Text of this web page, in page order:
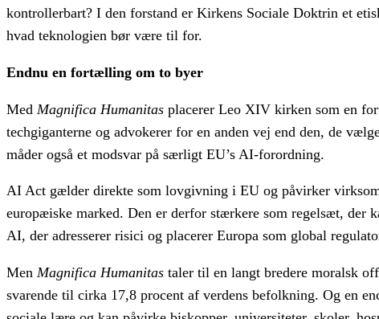
kontrollerbart? I den forstand er Kirkens Sociale Doktrin et
hvad teknologien bør være til for.
Endnu en fortælling om to byer
Med Magnifica Humanitas placerer Leo XIV kirken som en
techgiganterne og advokerer for en anden vej end den, de
måder også et modsvar på særligt EU’s AI-forordning.
AI Act gælder direkte som lovgivning i EU og påvirker
europæiske marked. Den er derfor stærkere som regelsæt, der
AI, der adresserer risici og placerer Europa som global
Men Magnifica Humanitas taler til en langt bredere moralsk
svarende til cirka 17,8 procent af verdens befolkning. Og en